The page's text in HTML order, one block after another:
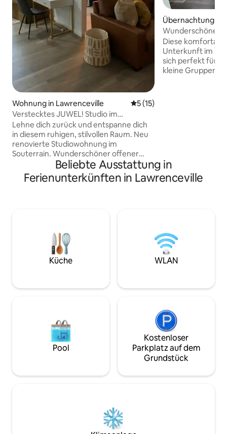
Wohnung in Lawrenceville Durchschnittliche
5 (15)
Verstecktes JUWEL! Studio im
Untergeschoss. Wohnung
Lehne dich zurück und entspanne dich
in diesem ruhigen, stilvollen Raum. Neu
renovierte Studiowohnung im
Souterrain. Wunderschöner offener
Grundriss. Kleine Küchenzeile mit
Quarz-Arbeitsplatte. Kaffeemaschine,
Herd usw. Und ein komfortabler
Bildschirm, privater Eingang, schöner,
freier und gut beleuchteter Weg zum
Eingang. Elektronisches Türschloss! Dies
ist eine 900 QUADRATFUSS große
Aussicht auf die Wildnis im Hintergrund
in Lawrenceville
Wunderschöne
Lawrenceville,
Diese
Unterkunft im
sich perfekt für
kleine Gruppen.
berühmten
Stadium und
Beliebte Ausstattung in
Ferienunterkünften in Lawrenceville
Küche WLAN
Pool
Kostenloser
Parkplatz auf dem
Grundstück